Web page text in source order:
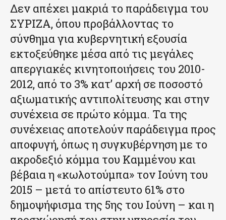
Δεν απέχει μακριά το παράδειγμα του
ΣΥΡΙΖΑ, όπου προβάλλοντας το
σύνθημα για κυβερνητική εξουσία
εκτοξεύθηκε μέσα από τις μεγάλες
απεργιακές κινητοποιήσεις του 2010-
2012, από το 3% κατ’ αρχή σε ποσοστό
αξιωματικής αντιπολίτευσης και στην
συνέχεια σε πρώτο κόμμα. Τα της
συνέχειας αποτελούν παράδειγμα προς
αποφυγή, όπως η συγκυβέρνηση με το
ακροδεξιό κόμμα του Καμμένου και
βέβαια η «κωλοτούμπα» τον Ιούνη του
2015 – μετά το απίστευτο 61% στο
δημοψήφισμα της 5ης του Ιούνη – και η